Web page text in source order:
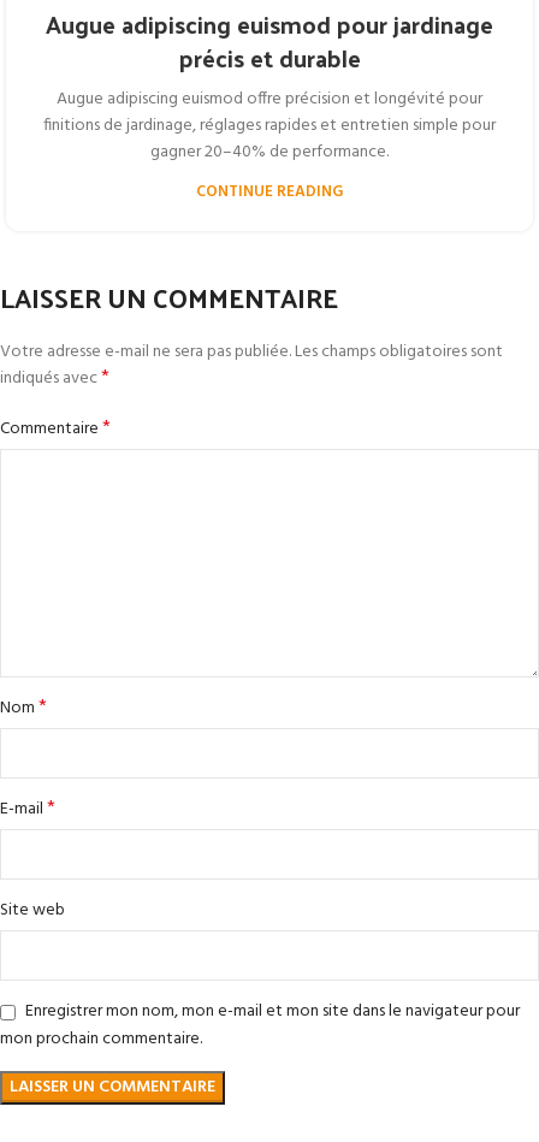
Augue adipiscing euismod pour jardinage
précis et durable
Augue adipiscing euismod offre précision et longévité pour
finitions de jardinage, réglages rapides et entretien simple pour
gagner 20–40% de performance.
CONTINUE READING
LAISSER UN COMMENTAIRE
Votre adresse e-mail ne sera pas publiée.Les champs obligatoires sont
indiqués avec*
Commentaire*
Nom*
E-mail*
Site web
Enregistrer mon nom, mon e-mail et mon site dans le navigateur pour
mon prochain commentaire.